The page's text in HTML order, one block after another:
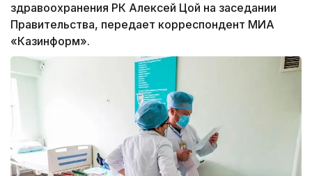
здравоохранения РК Алексей Цой на заседании
Правительства, передает корреспондент МИА
«Казинформ».